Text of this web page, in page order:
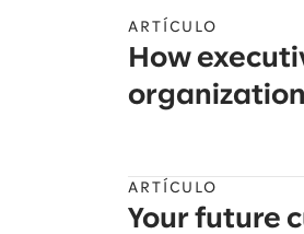
ARTÍCULO
How
ARTÍCULO
Your future